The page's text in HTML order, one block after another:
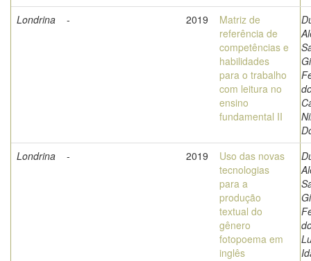
Londrina - 2019
Matriz de
referência de
competências e
habilidades
para o trabalho
com leitura no
ensino
fundamental II
Londrina
- 2019
Uso das novas
tecnologias
para a
produção
textual do
gênero
fotopoema em
inglês